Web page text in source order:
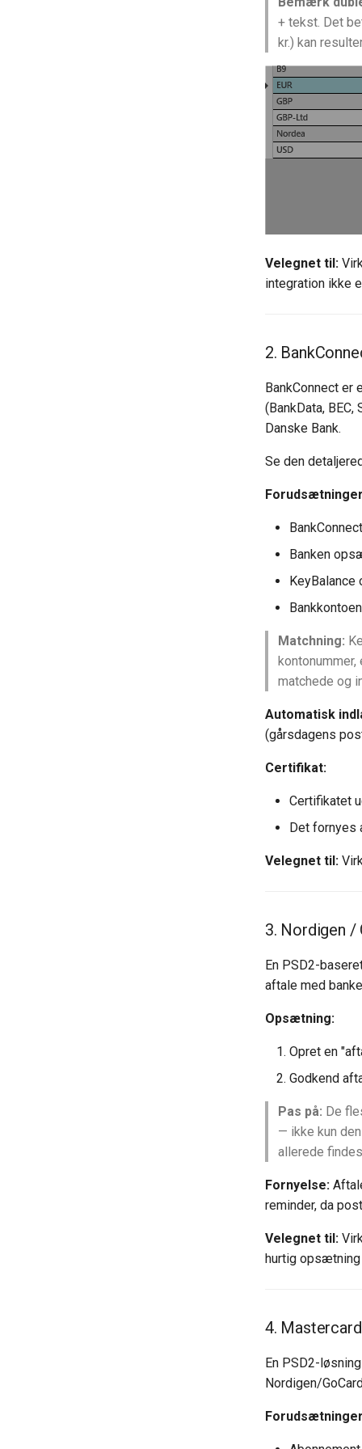
+ tekst. Det
kr.) kan
Velegnet til:
integration ikke
2.
BankConnect
(BankData,
Danske Bank.
Se den
Banken
Matchning:
matchede og
Automatisk
(gårsdagens
Certifikat:
Certifikatet
Det fornyes
Velegnet til:
3. Nordigen /
En PSD2-
aftale med
Opsætning:
Opret en
Godkend
Pas på: De
— ikke kun
allerede
Fornyelse:
reminder, da
Velegnet til:
hurtig opsætning
4.
En PSD2-
Nordigen/